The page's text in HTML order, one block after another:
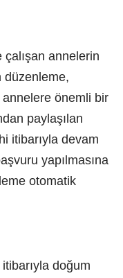
çalışan annelerin
düzenleme,
önemli bir
paylaşılan
itibarıyla devam
yapılmasına
otomatik
doğum